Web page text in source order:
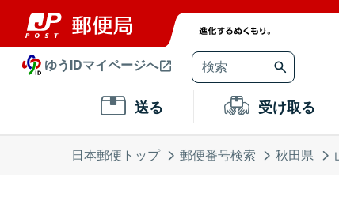
ゆうIDマイページへ
送る 受け取る
日本郵便トップ 郵便番号検索 秋田県